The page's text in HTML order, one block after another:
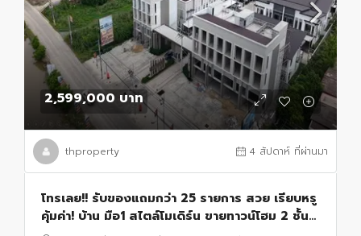
2,599,000 บาท
thproperty 4 สัปดาห์ ที่ผ่านมา
โทรเลย!! รับของแถมกว่า 25 รายการ สวย เรียบหรู
คุ้มค่า! บ้าน มือ1 สไตล์โมเดิร์น ขายทาวน์โฮม 2 ชั้น